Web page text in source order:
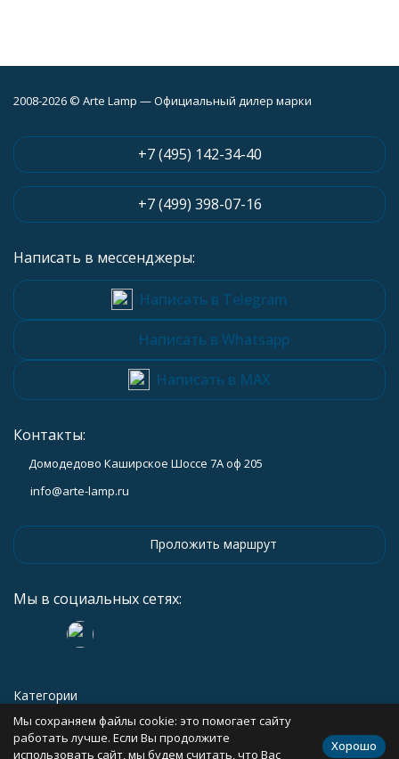
2008-2026 © Arte Lamp — Официальный дилер марки
+7 (495) 142-34-40
+7 (499) 398-07-16
Написать в мессенджеры:
Написать в Telegram
Написать в Whatsapp
Написать в MAX
Контакты:
Домодедово Каширское Шоссе 7А оф 205
info@arte-lamp.ru
Проложить маршрут
Мы в социальных сетях:
Категории
Информация
Мы сохраняем файлы cookie: это помогает сайту
работать лучше. Если Вы продолжите
использовать сайт, мы будем считать, что Вас
Хорошо